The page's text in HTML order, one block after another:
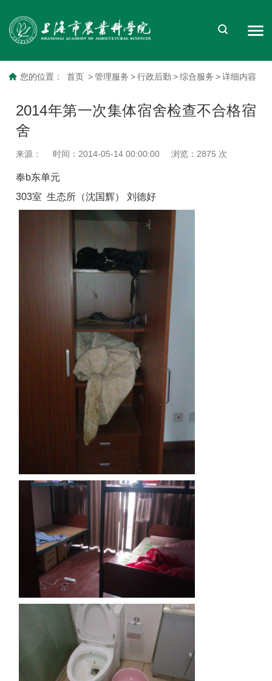
您的位置： 首页 > 管理服务 > 行政后勤 > 综合服务 > 详细内容
2014年第一次集体宿舍检查不合格宿
舍
来源： 时间：2014-05-14 00:00:00 浏览： 2875 次
奉b东单元
303室 生态所（沈国辉） 刘德好